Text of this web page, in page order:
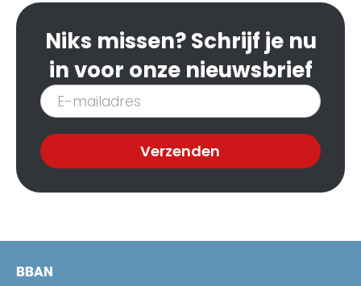
Niks missen? Schrijf je nu
in voor onze nieuwsbrief
Inschrijven
nieuwsbrief
Verzenden
BBAN